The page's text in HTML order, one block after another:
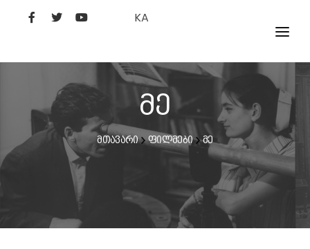
KA
ᲤᲘᲚᲛᲔᲑᲘ
ᲮᲔᲚᲝᲕᲐᲜᲘ
ᲙᲘᲜᲝᲡᲢᲣᲓᲘᲐ
ᲙᲘᲜᲝᲐᲙᲐᲓᲔᲛᲘᲐ
მე
მთავარი ფილმები მე